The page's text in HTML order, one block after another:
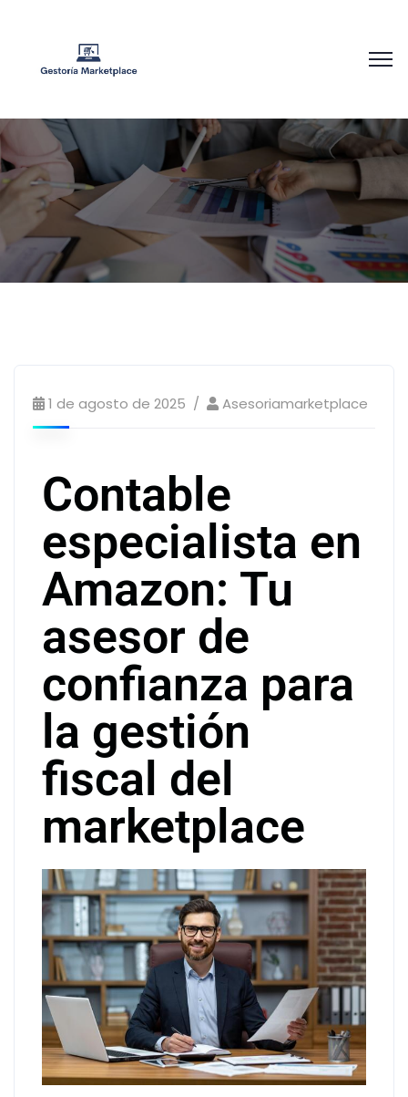
1 de agosto de 2025 Asesoriamarketplace
Contable
especialista en
Amazon: Tu
asesor de
confianza para
la gestión
fiscal del
marketplace